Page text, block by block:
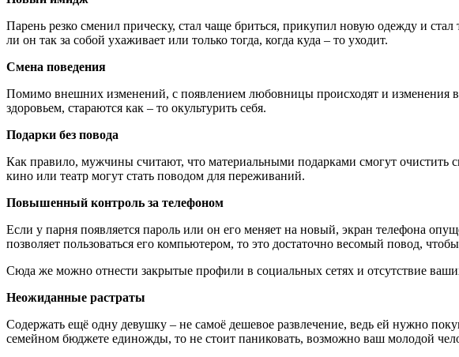
Парень резко сменил прическу, стал чаще бриться, прикупил новую одежду и
ли он так за собой ухаживает или только тогда, когда куда – то уходит.
Смена поведения
Помимо внешних изменений, с появлением любовницы происходят и изменения в
здоровьем, стараются как – то окультурить себя.
Подарки без повода
Как правило, мужчины считают, что материальными подарками смогут очистить
кино или театр могут стать поводом для переживаний.
Повышенный контроль за телефоном
Если у парня появляется пароль или он его меняет на новый, экран телефона
позволяет пользоваться его компьютером, то это достаточно весомый повод,
Сюда же можно отнести закрытые профили в социальных сетях и отсутствие
Неожиданные растраты
Содержать ещё одну девушку – не самоё дешевое развлечение, ведь ей нужно
семейном бюджете единожды, то не стоит паниковать, возможно ваш молодой